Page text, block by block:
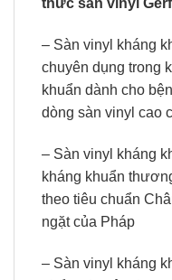
thức sàn vinyl
– Sàn vinyl kháng
chuyên dụng trong
khuẩn dành cho
dòng sàn vinyl cao
– Sàn vinyl kháng
kháng khuẩn
theo tiêu chuẩn
ngặt của Pháp
– Sàn vinyl kháng